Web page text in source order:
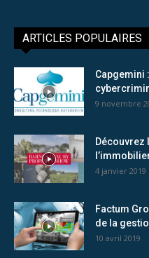
ARTICLES POPULAIRES
Capgemini
9 novembre
Découvrez
4 janvier 2019
Factum
de la
10 avril 2019